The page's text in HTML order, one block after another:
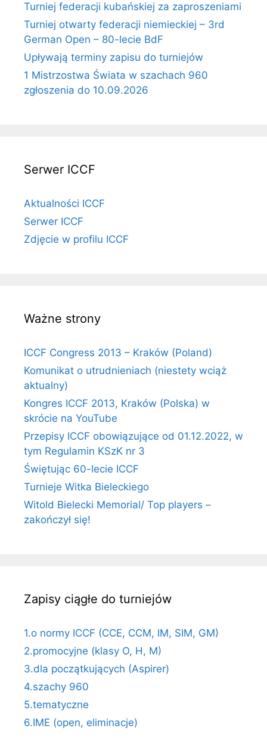
Turniej federacji kubańskiej za zaproszeniami
Turniej otwarty federacji niemieckiej – 3rd
German Open – 80-lecie BdF
Upływają terminy zapisu do turniejów
1 Mistrzostwa Świata w szachach 960
zgłoszenia do 10.09.2026
Serwer ICCF
Aktualności ICCF
Serwer ICCF
Zdjęcie w profilu ICCF
Ważne strony
ICCF Congress 2013 – Kraków (Poland)
Komunikat o utrudnieniach (niestety wciąż
aktualny)
Kongres ICCF 2013, Kraków (Polska) w
skrócie na YouTube
Przepisy ICCF obowiązujące od 01.12.2022, w
tym Regulamin KSzK nr 3
Świętując 60-lecie ICCF
Turnieje Witka Bieleckiego
Witold Bielecki Memorial/ Top players –
zakończył się!
Zapisy ciągłe do turniejów
1.o normy ICCF (CCE, CCM, IM, SIM, GM)
2.promocyjne (klasy O, H, M)
3.dla początkujących (Aspirer)
4.szachy 960
5.tematyczne
6.IME (open, eliminacje)